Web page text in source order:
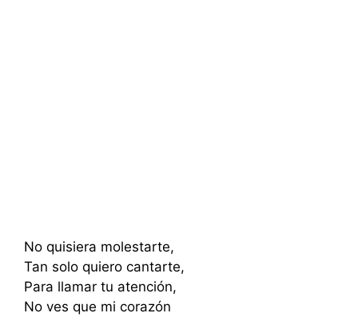
No quisiera molestarte,
Tan solo quiero cantarte,
Para llamar tu atención,
No ves que mi corazón